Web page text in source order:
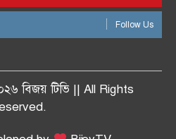
Follow Us
বিজয় টিভি || All Rights